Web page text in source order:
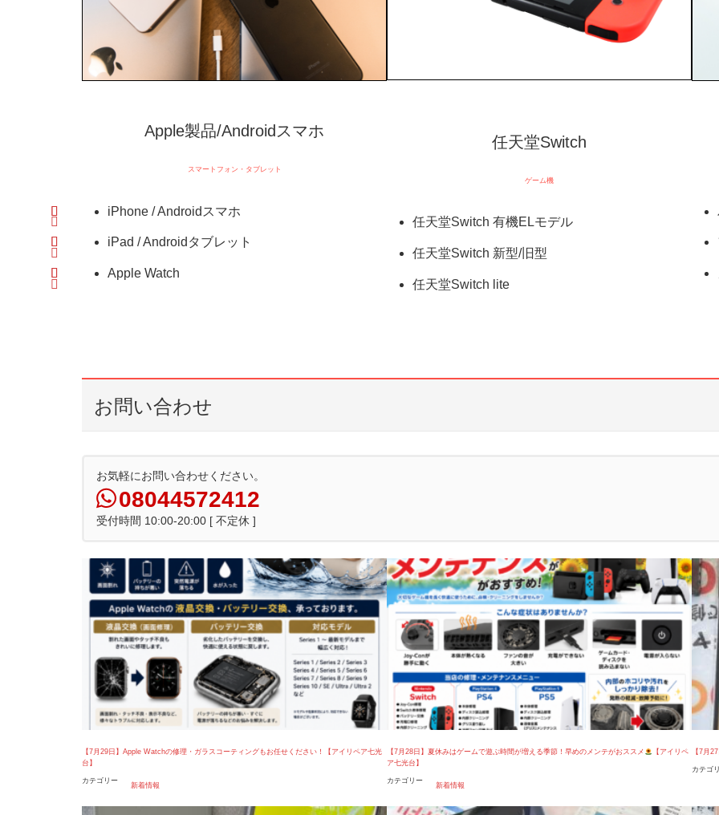
Apple製品/Androidスマホ
スマートフォン・タブレット
iPhone / Androidスマホ
iPad / Androidタブレット
Apple Watch
任天堂Switch
ゲーム機
任天堂Switch 有機ELモデル
任天堂Switch 新型/旧型
任天堂Switch lite
お問い合わせ
お気軽にお問い合わせください。
08044572412
受付時間 10:00-20:00 [ 不定休 ]
【7月29日】Apple Watchの修理・ガラスコーティングもお任せください！【アイリペア七光
台】
カテゴリー
新着情報
【7月28日】夏休みはゲームで遊ぶ時間が増える季節！早めのメンテがおススメ
【アイリペ
ア七光台】
カテゴリー
新着情報
【7月
カテゴ